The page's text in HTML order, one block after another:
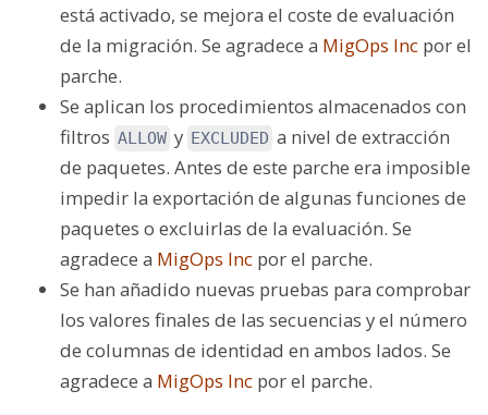
está activado, se mejora el coste de evaluación
de la migración. Se agradece a MigOps Inc por el
parche.
Se aplican los procedimientos almacenados con
filtros ALLOW y EXCLUDED a nivel de extracción
de paquetes. Antes de este parche era imposible
impedir la exportación de algunas funciones de
paquetes o excluirlas de la evaluación. Se
agradece a MigOps Inc por el parche.
Se han añadido nuevas pruebas para comprobar
los valores finales de las secuencias y el número
de columnas de identidad en ambos lados. Se
agradece a MigOps Inc por el parche.